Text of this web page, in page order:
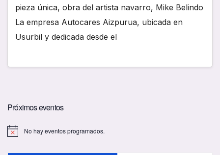
pieza única, obra del artista navarro, Mike Belindo
La empresa Autocares Aizpurua, ubicada en
Usurbil y dedicada desde el
Próximos eventos
No hay eventos programados.